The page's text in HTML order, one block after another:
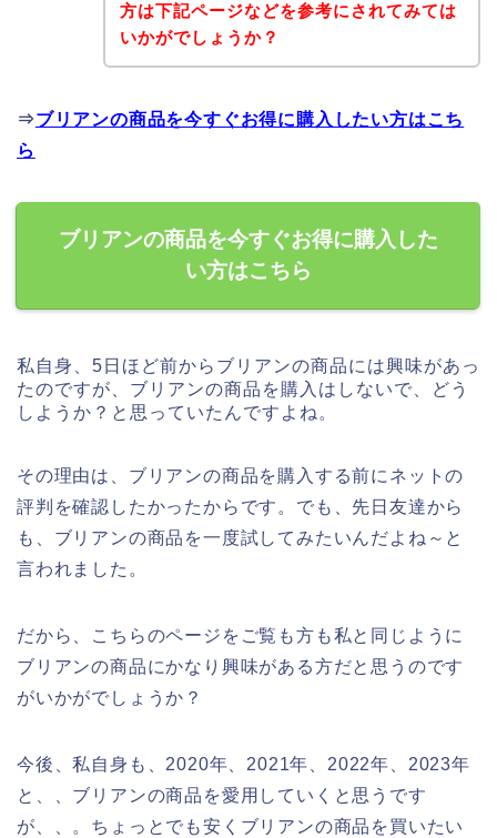
方は下記ページなどを参考にされてみては
いかがでしょうか？
⇒ブリアンの商品を今すぐお得に購入したい方はこち
ら
ブリアンの商品を今すぐお得に購入した
い方はこちら
私自身、5日ほど前からブリアンの商品には興味があっ
たのですが、ブリアンの商品を購入はしないで、どう
しようか？と思っていたんですよね。
その理由は、ブリアンの商品を購入する前にネットの
評判を確認したかったからです。でも、先日友達から
も、ブリアンの商品を一度試してみたいんだよね～と
言われました。
だから、こちらのページをご覧も方も私と同じように
ブリアンの商品にかなり興味がある方だと思うのです
がいかがでしょうか？
今後、私自身も、2020年、2021年、2022年、2023年
と、、ブリアンの商品を愛用していくと思うです
が、、。ちょっとでも安くブリアンの商品を買いたい